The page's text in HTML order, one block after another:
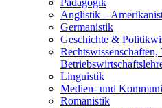
Pädagogik
Anglistik –
Germanistik
Geschichte &
Linguistik
Medien- und
Romanistik